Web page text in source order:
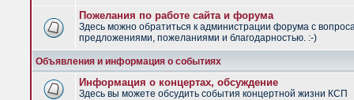
Пожелания по работе сайта и форума
Здесь можно обратиться к администрации форума с
предложениями, пожеланиями и благодарностью. :-)
Объявления и информация о событиях
Информация о концертах, обсуждение
Здесь вы можете обсудить события концертной жизни КСП